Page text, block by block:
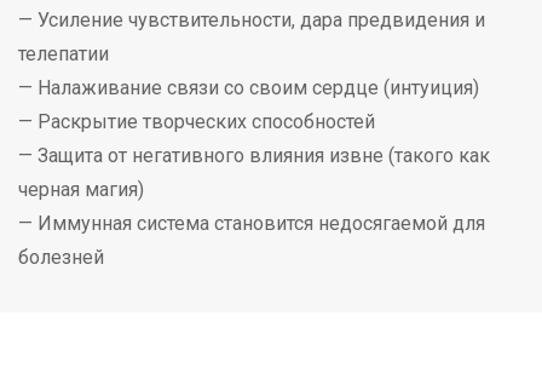
— Усиление чувствительности, дара предвидения и
телепатии
— Налаживание связи со своим сердце (интуиция)
— Раскрытие творческих способностей
— Защита от негативного влияния извне (такого как
черная магия)
— Иммунная система становится недосягаемой для
болезней